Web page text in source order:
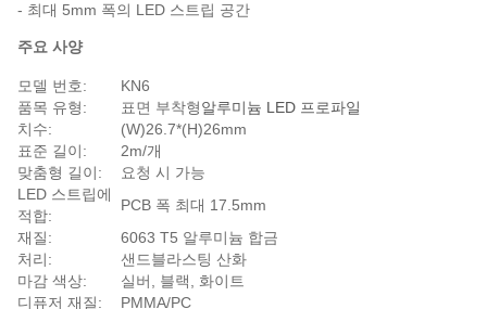
- 최대 5mm 폭의 LED 스트립 공간
주요 사양
모델 번호:
KN6
품목 유형:
표면 부착형알루미늄 LED 프로파일
치수:
(W)26.7*(H)26mm
표준 길이:
2m/개
맞춤형 길이:
요청 시 가능
LED 스트립에
적합:
PCB 폭 최대 17.5mm
재질:
6063 T5 알루미늄 합금
처리:
샌드블라스팅 산화
마감 색상:
실버, 블랙, 화이트
디퓨저 재질:
PMMA/PC